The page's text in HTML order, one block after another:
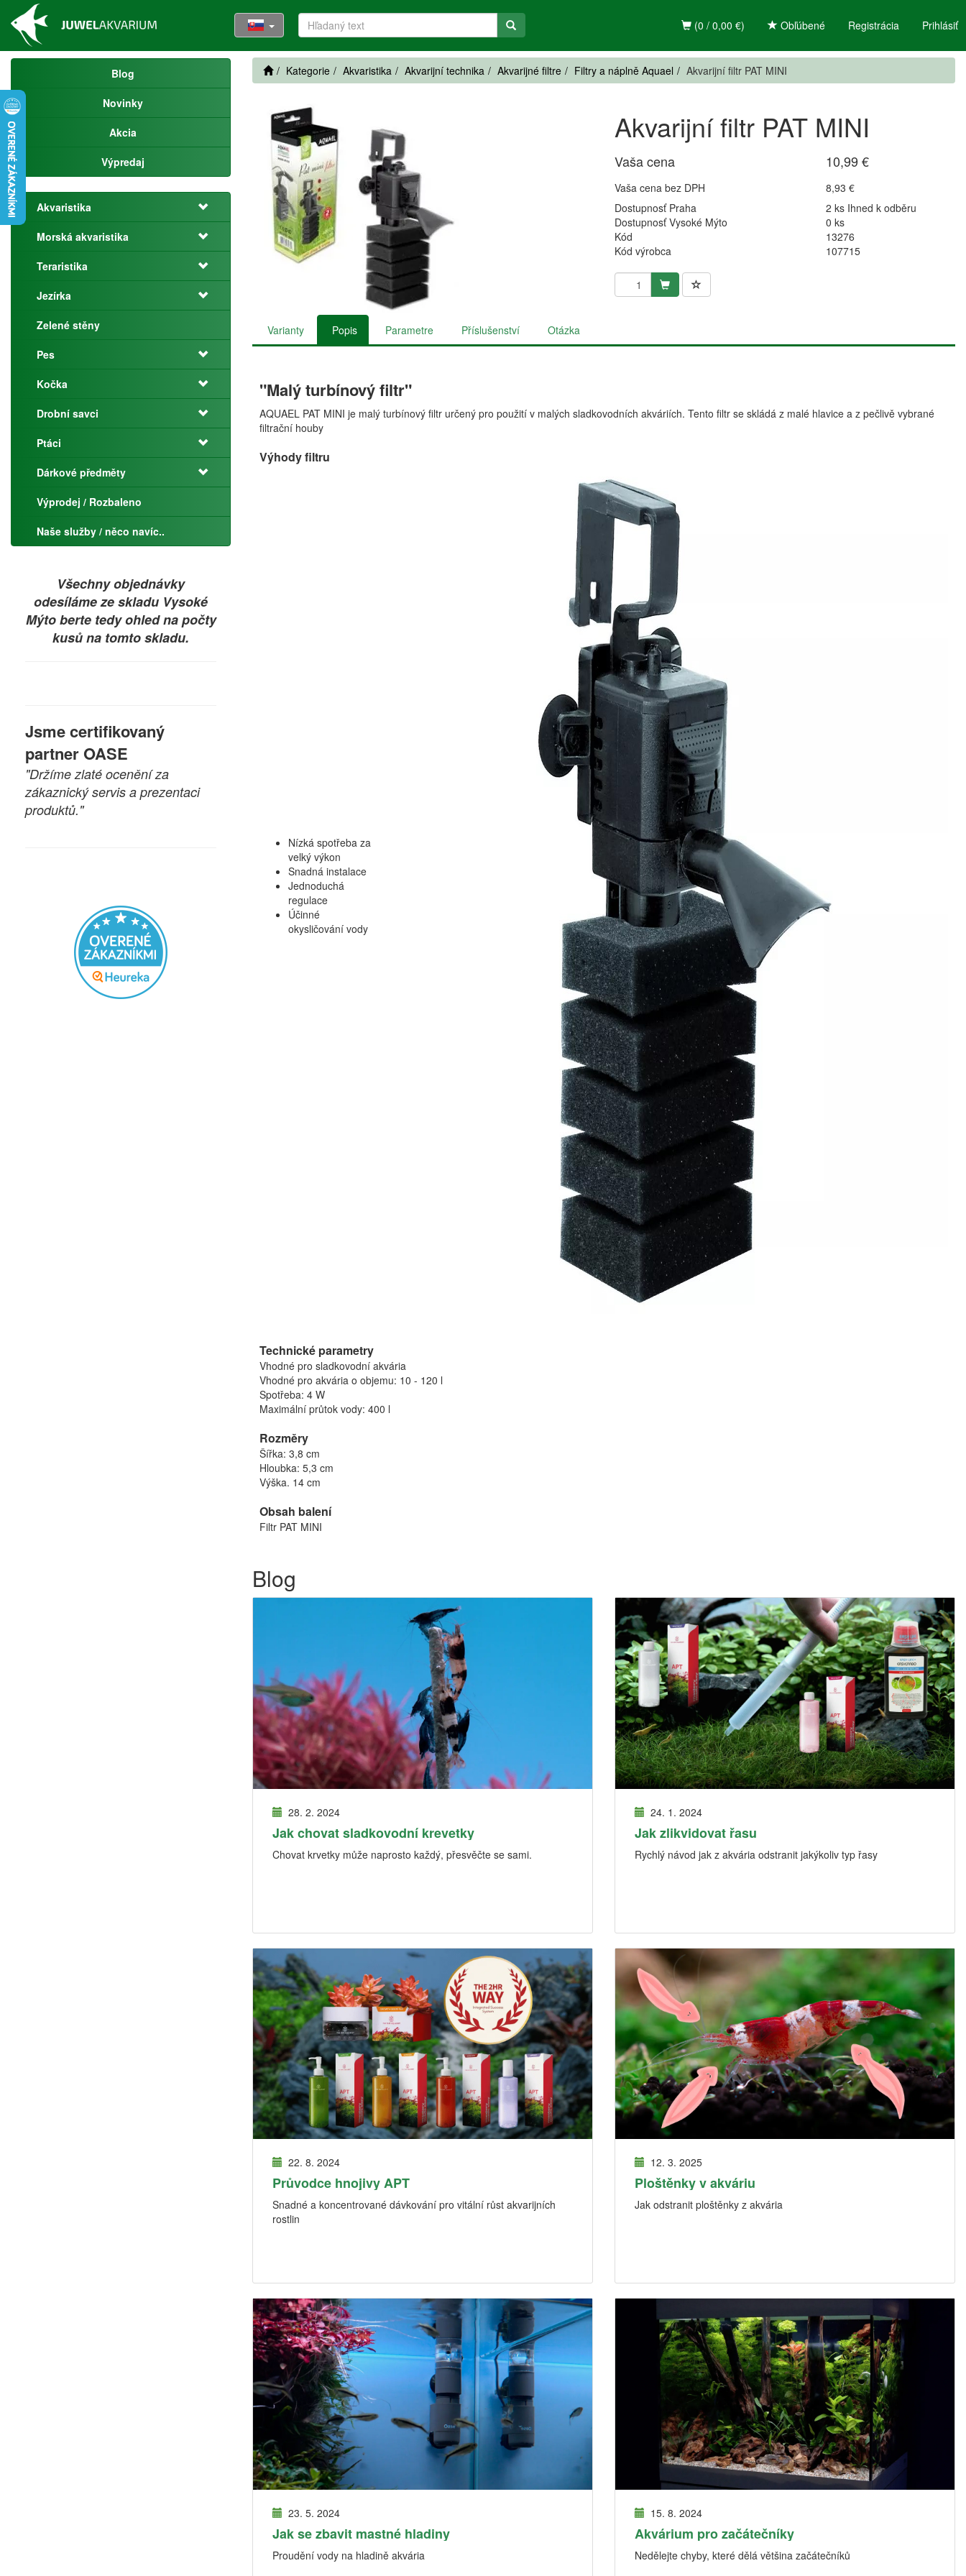
Registrácia Prihlásiť
(0 / 0,00 €) Obľúbené
Blog
Novinky
Akcia
Výpredaj
Akvaristika
Morská akvaristika
Teraristika
Jezírka
Zelené stěny
Pes
Kočka
Drobní savci
Ptáci
Dárkové předměty
Výprodej / Rozbaleno
Naše služby / něco navíc..
Všechny objednávky
odesíláme ze skladu Vysoké
Mýto berte tedy ohled na počty
kusů na tomto skladu.
Jsme certifikovaný
partner OASE
"Držíme zlaté ocenění za
zákaznický servis a prezentaci
produktů."
Kategorie Akvaristika Akvarijní technika Akvarijné filtre Filtry a náplně Aquael Akvarijní filtr PAT MINI
Akvarijní filtr PAT MINI
Vaša cena 10,99 €
Vaša cena bez DPH
8,93 €
Dostupnosť Praha
2 ks Ihned k odběru
Dostupnosť Vysoké Mýto
0 ks
Kód
13276
Kód výrobca
107715
Varianty Popis Parametre Příslušenství Otázka
"Malý turbínový filtr"
AQUAEL PAT MINI je malý turbínový filtr určený pro použití v malých sladkovodních akváriích. Tento filtr se skládá z malé hlavice a z pečlivě vybrané
filtrační houby
Výhody filtru
Nízká spotřeba za
velký výkon
Snadná instalace
Jednoduchá
regulace
Účinné
okysličování vody
Technické parametry
Vhodné pro sladkovodní akvária
Vhodné pro akvária o objemu: 10 - 120 l
Spotřeba: 4 W
Maximální průtok vody: 400 l
Rozměry
Šířka: 3,8 cm
Hloubka: 5,3 cm
Výška. 14 cm
Obsah balení
Filtr PAT MINI
Blog
28. 2. 2024
Jak chovat sladkovodní krevetky
Chovat krvetky může naprosto každý, přesvěčte se sami.
24. 1. 2024
Jak zlikvidovat řasu
Rychlý návod jak z akvária odstranit jakýkoliv typ řasy
22. 8. 2024
Průvodce hnojivy APT
Snadné a koncentrované dávkování pro vitální růst akvarijních
rostlin
12. 3. 2025
Ploštěnky v akváriu
Jak odstranit ploštěnky z akvária
23. 5. 2024
Jak se zbavit mastné hladiny
Proudění vody na hladině akvária
15. 8. 2024
Akvárium pro začátečníky
Nedělejte chyby, které dělá většina začátečníků